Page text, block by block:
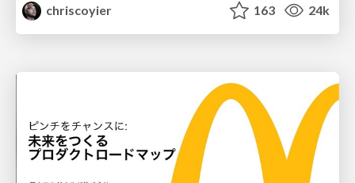
chriscoyier
163 24k